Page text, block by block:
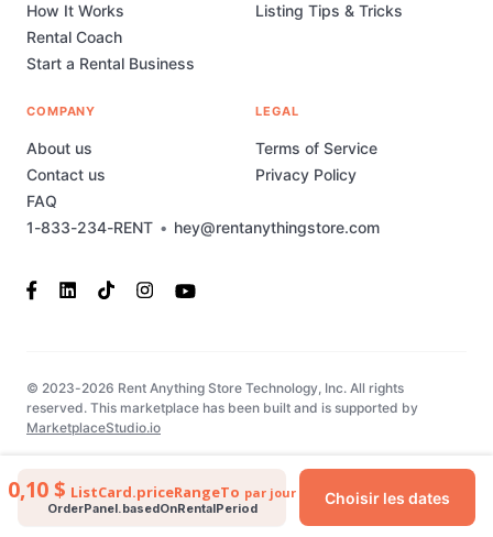
0,10 $ ListCard.priceRangeTo par jour
OrderPanel.basedOnRentalPeriod
Choisir les dates
1-833-234-RENT • hey@rentanythingstore.com
How It Works
Rental Coach
Start a Rental Business
Listing Tips & Tricks
COMPANY
About us
Contact us
FAQ
LEGAL
Terms of Service
Privacy Policy
© 2023-2026 Rent Anything Store Technology, Inc. All rights
reserved. This marketplace has been built and is supported by
MarketplaceStudio.io